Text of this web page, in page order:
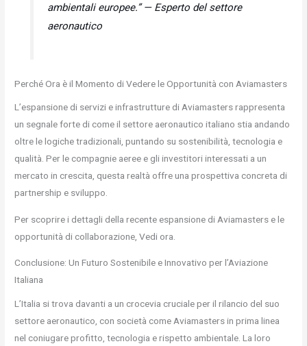
ambientali europee.” — Esperto del settore
aeronautico
Perché Ora è il Momento di Vedere le Opportunità con Aviamasters
L’espansione di servizi e infrastrutture di Aviamasters rappresenta
un segnale forte di come il settore aeronautico italiano stia andando
oltre le logiche tradizionali, puntando su sostenibilità, tecnologia e
qualità. Per le compagnie aeree e gli investitori interessati a un
mercato in crescita, questa realtà offre una prospettiva concreta di
partnership e sviluppo.
Per scoprire i dettagli della recente espansione di Aviamasters e le
opportunità di collaborazione, Vedi ora.
Conclusione: Un Futuro Sostenibile e Innovativo per l’Aviazione
Italiana
L’Italia si trova davanti a un crocevia cruciale per il rilancio del suo
settore aeronautico, con società come Aviamasters in prima linea
nel coniugare profitto, tecnologia e rispetto ambientale. La loro